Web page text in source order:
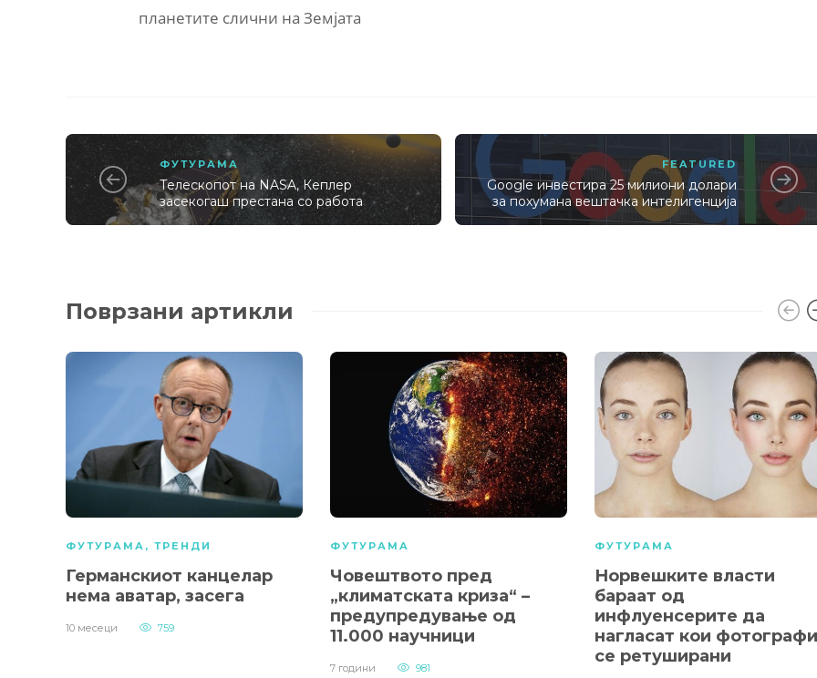
планетите слични на Земјата
ФУТУРАМА
Телескопот на NASA, Кеплер
засекогаш престана со работа
FEATURED
Google инвестира 25 милиони долари
за похумана вештачка интелигенција
Поврзани артикли
ФУТУРАМА , ТРЕНДИ
Германскиот канцелар
нема аватар, засега
10 месеци 759
ФУТУРАМА
Човештвото пред
„климатската криза“ –
предупредување од
11.000 научници
7 години 981
ФУТУРАМА
Норвешките власти
бараат од
инфлуенсерите да
нагласат кои
се ретуширани